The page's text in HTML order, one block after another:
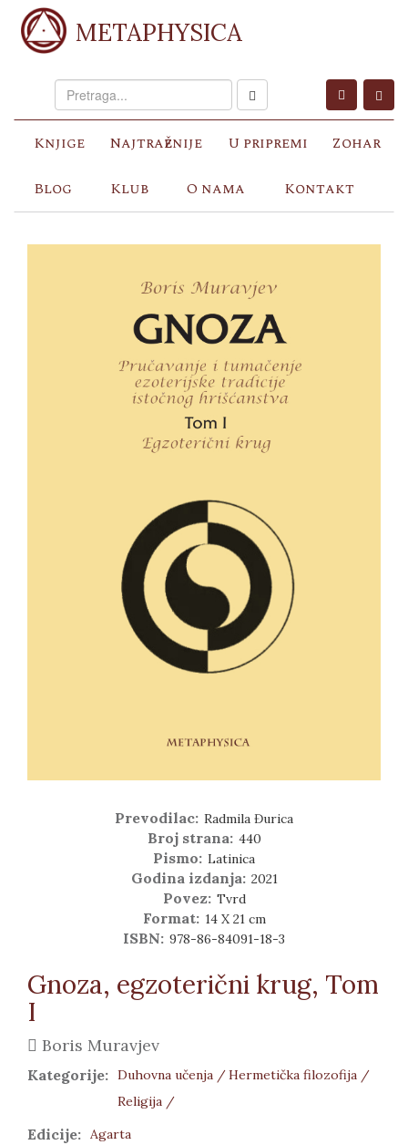
METAPHYSICA
Knjige Najtraženije U pripremi Zohar
Blog Klub O nama Kontakt
Prevodilac: Radmila Đurica
Broj strana: 440
Pismo: Latinica
Godina izdanja: 2021
Povez: Tvrd
Format: 14 X 21 cm
ISBN: 978-86-84091-18-3
Gnoza, egzoterični krug, Tom
I
Boris Muravjev
Kategorije: Duhovna učenja /Hermetička filozofija /
Religija /
Edicije: Agarta